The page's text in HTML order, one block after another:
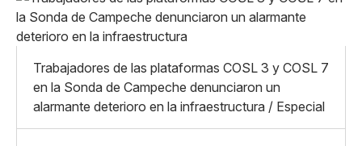
Linkedin
X
Whatsapp
Copiar enlace
Pequeño
Mediano
Grande
Trabajadores de las plataformas COSL 3 y COSL 7
en la Sonda de Campeche denunciaron un
alarmante deterioro en la infraestructura / Especial